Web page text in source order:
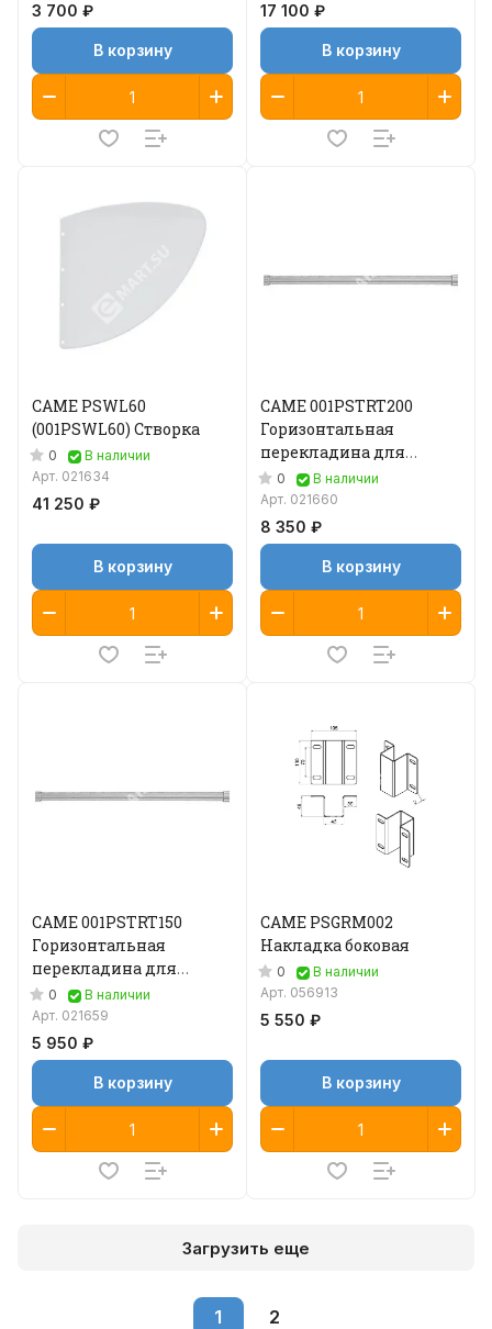
3 700 ₽
В корзину
17 100 ₽
В корзину
CAME PSWL60
(001PSWL60) Створка
0
В наличии
Арт. 021634
41 250 ₽
В корзину
CAME 001PSTRT200
Горизонтальная
перекладина для
ограждений
0
В наличии
Арт. 021660
8 350 ₽
В корзину
CAME 001PSTRT150
Горизонтальная
перекладина для
ограждений
0
В наличии
Арт. 021659
5 950 ₽
В корзину
CAME PSGRM002
Накладка боковая
0
В наличии
Арт. 056913
5 550 ₽
В корзину
Загрузить еще
1 2